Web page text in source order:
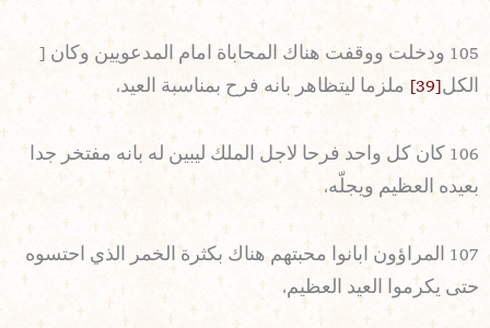
105 ودخلت ووقفت هناك المحاباة امام المدعويين وكان [
الكل[39] ملزما ليتظاهر بانه فرح بمناسبة العيد،
106 كان كل واحد فرحا لاجل الملك ليبين له بانه مفتخر جدا
بعيده العظيم ويجلّه،
107 المراؤون ابانوا محبتهم هناك بكثرة الخمر الذي احتسوه
حتى يكرموا العيد العظيم،